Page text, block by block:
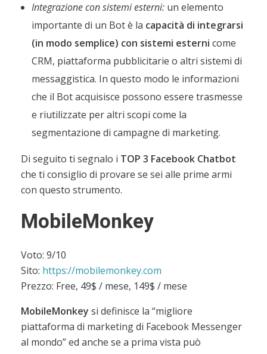
Integrazione con sistemi esterni:un elemento
importante di un Bot è la capacità di integrarsi
(in modo semplice) con sistemi esterni come
CRM, piattaforma pubblicitarie o altri sistemi di
messaggistica. In questo modo le informazioni
che il Bot acquisisce possono essere trasmesse
e riutilizzate per altri scopi come la
segmentazione di campagne di marketing.
Di seguito ti segnalo i TOP 3 Facebook Chatbot
che ti consiglio di provare se sei alle prime armi
con questo strumento.
MobileMonkey
Voto: 9/10
Sito: https://mobilemonkey.com
Prezzo: Free, 49$ / mese, 149$ / mese
MobileMonkey si definisce la “migliore
piattaforma di marketing di Facebook Messenger
al mondo” ed anche se a prima vista può